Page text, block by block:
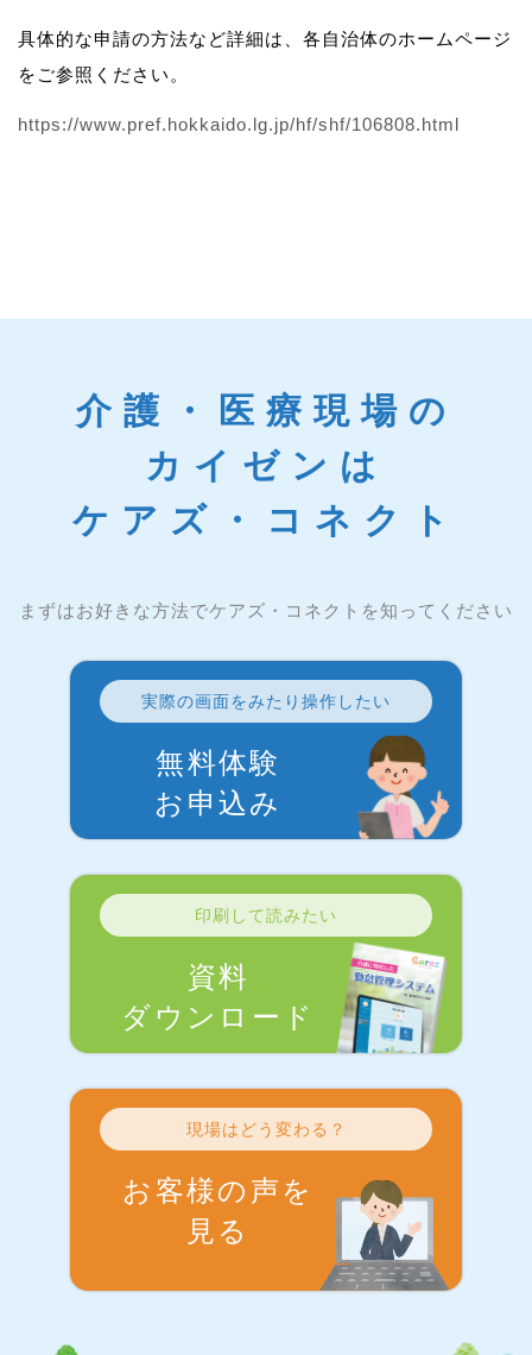
具体的な申請の方法など詳細は、各自治体のホームページ
をご参照ください。
https://www.pref.hokkaido.lg.jp/hf/shf/106808.html
介護・医療現場の
カイゼンは
ケアズ・コネクト
まずはお好きな方法でケアズ・コネクトを知ってください
実際の画面をみたり操作したい
無料体験
お申込み
印刷して読みたい
資料
ダウンロード
現場はどう変わる？
お客様の声を
見る